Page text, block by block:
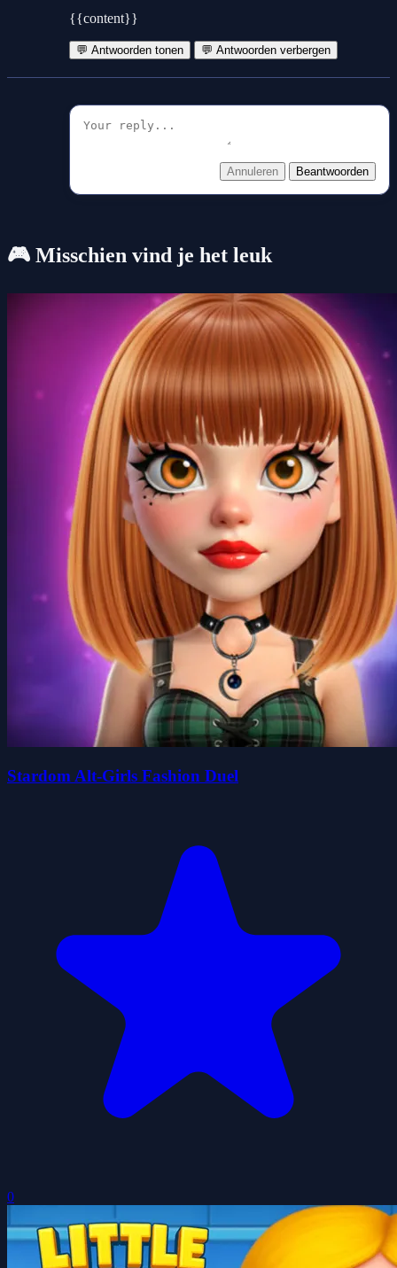
{{content}}
💬 Antwoorden tonen 💬 Antwoorden verbergen
Annuleren Beantwoorden
🎮 Misschien vind je het leuk
Stardom Alt-Girls Fashion Duel
0